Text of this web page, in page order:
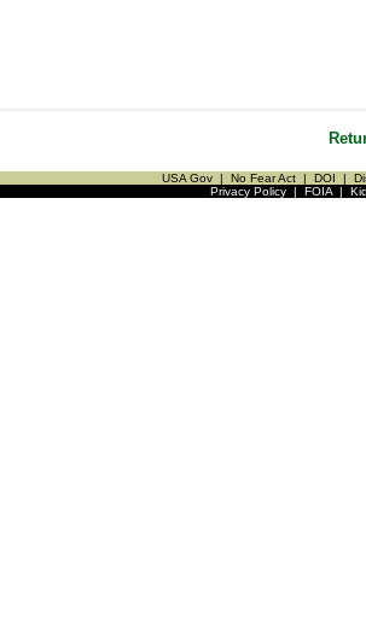
USA Gov | No Fear Act | DOI |
Privacy Policy| FOIA|